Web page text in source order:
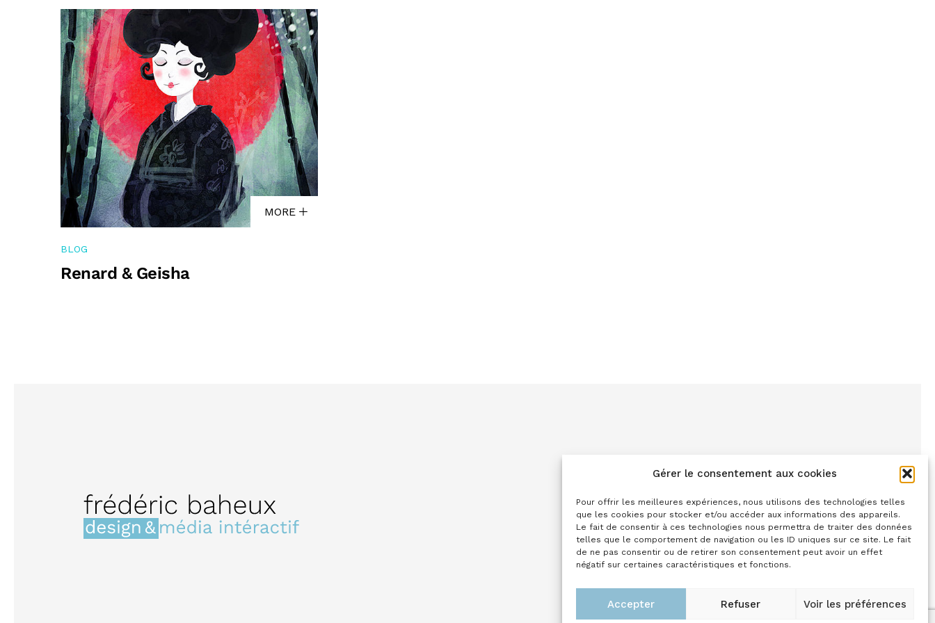
Gérer le consentement aux cookies
Pour offrir les meilleures expériences, nous utilisons des technologies telles
que les cookies pour stocker et/ou accéder aux informations des appareils.
Le fait de consentir à ces technologies nous permettra de traiter des données
telles que le comportement de navigation ou les ID uniques sur ce site. Le fait
de ne pas consentir ou de retirer son consentement peut avoir un effet
négatif sur certaines caractéristiques et fonctions.
Accepter Refuser Voir les préférences
MORE
BLOG
Renard & Geisha
© FRED BAHEUX 2022
SIRET :75054215100030